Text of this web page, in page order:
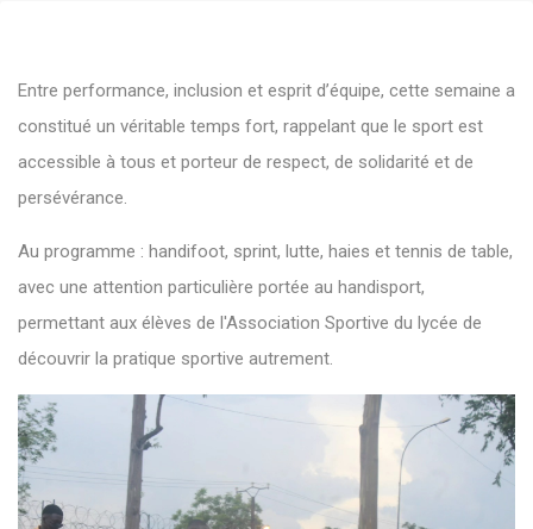
Entre performance, inclusion et esprit d’équipe, cette semaine a
constitué un véritable temps fort, rappelant que le sport est
accessible à tous et porteur de respect, de solidarité et de
persévérance.
Au programme : handifoot, sprint, lutte, haies et tennis de table,
avec une attention particulière portée au handisport,
permettant aux élèves de l'Association Sportive du lycée de
découvrir la pratique sportive autrement.